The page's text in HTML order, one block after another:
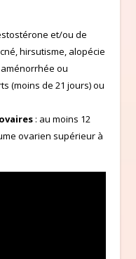
et/ou de
hirsutisme, alopécie
aménorrhée ou
(moins de 21 jours) ou
: au moins 12
ovarien supérieur à